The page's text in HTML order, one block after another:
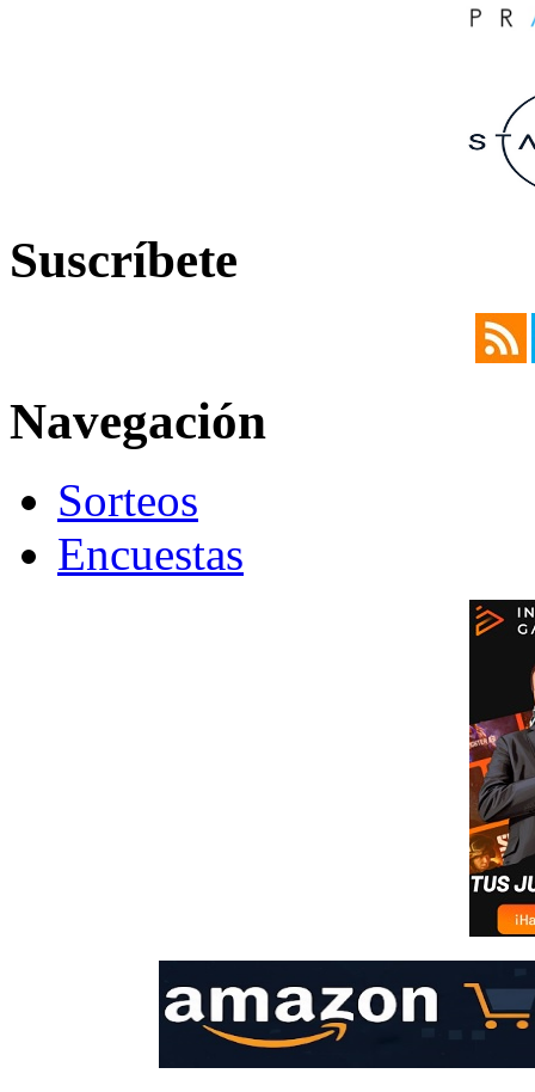
Suscríbete
Navegación
Sorteos
Encuestas